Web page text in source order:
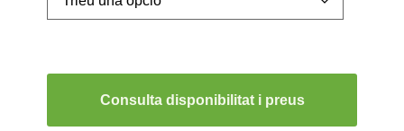
Consulta disponibilitat i preus